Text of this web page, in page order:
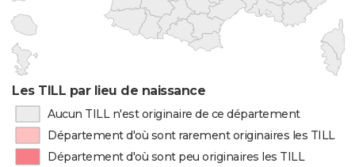
Les TILL par lieu de naissance
Aucun TILL n'est originaire de ce département
Département d'où sont rarement originaires les TILL
Département d'où sont peu originaires les TILL